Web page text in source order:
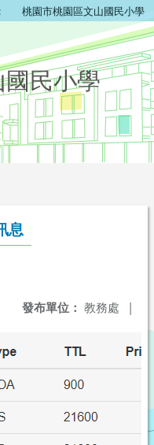
桃園市桃園區文山國民小學
民小學
息
發布單位： 教務處 |